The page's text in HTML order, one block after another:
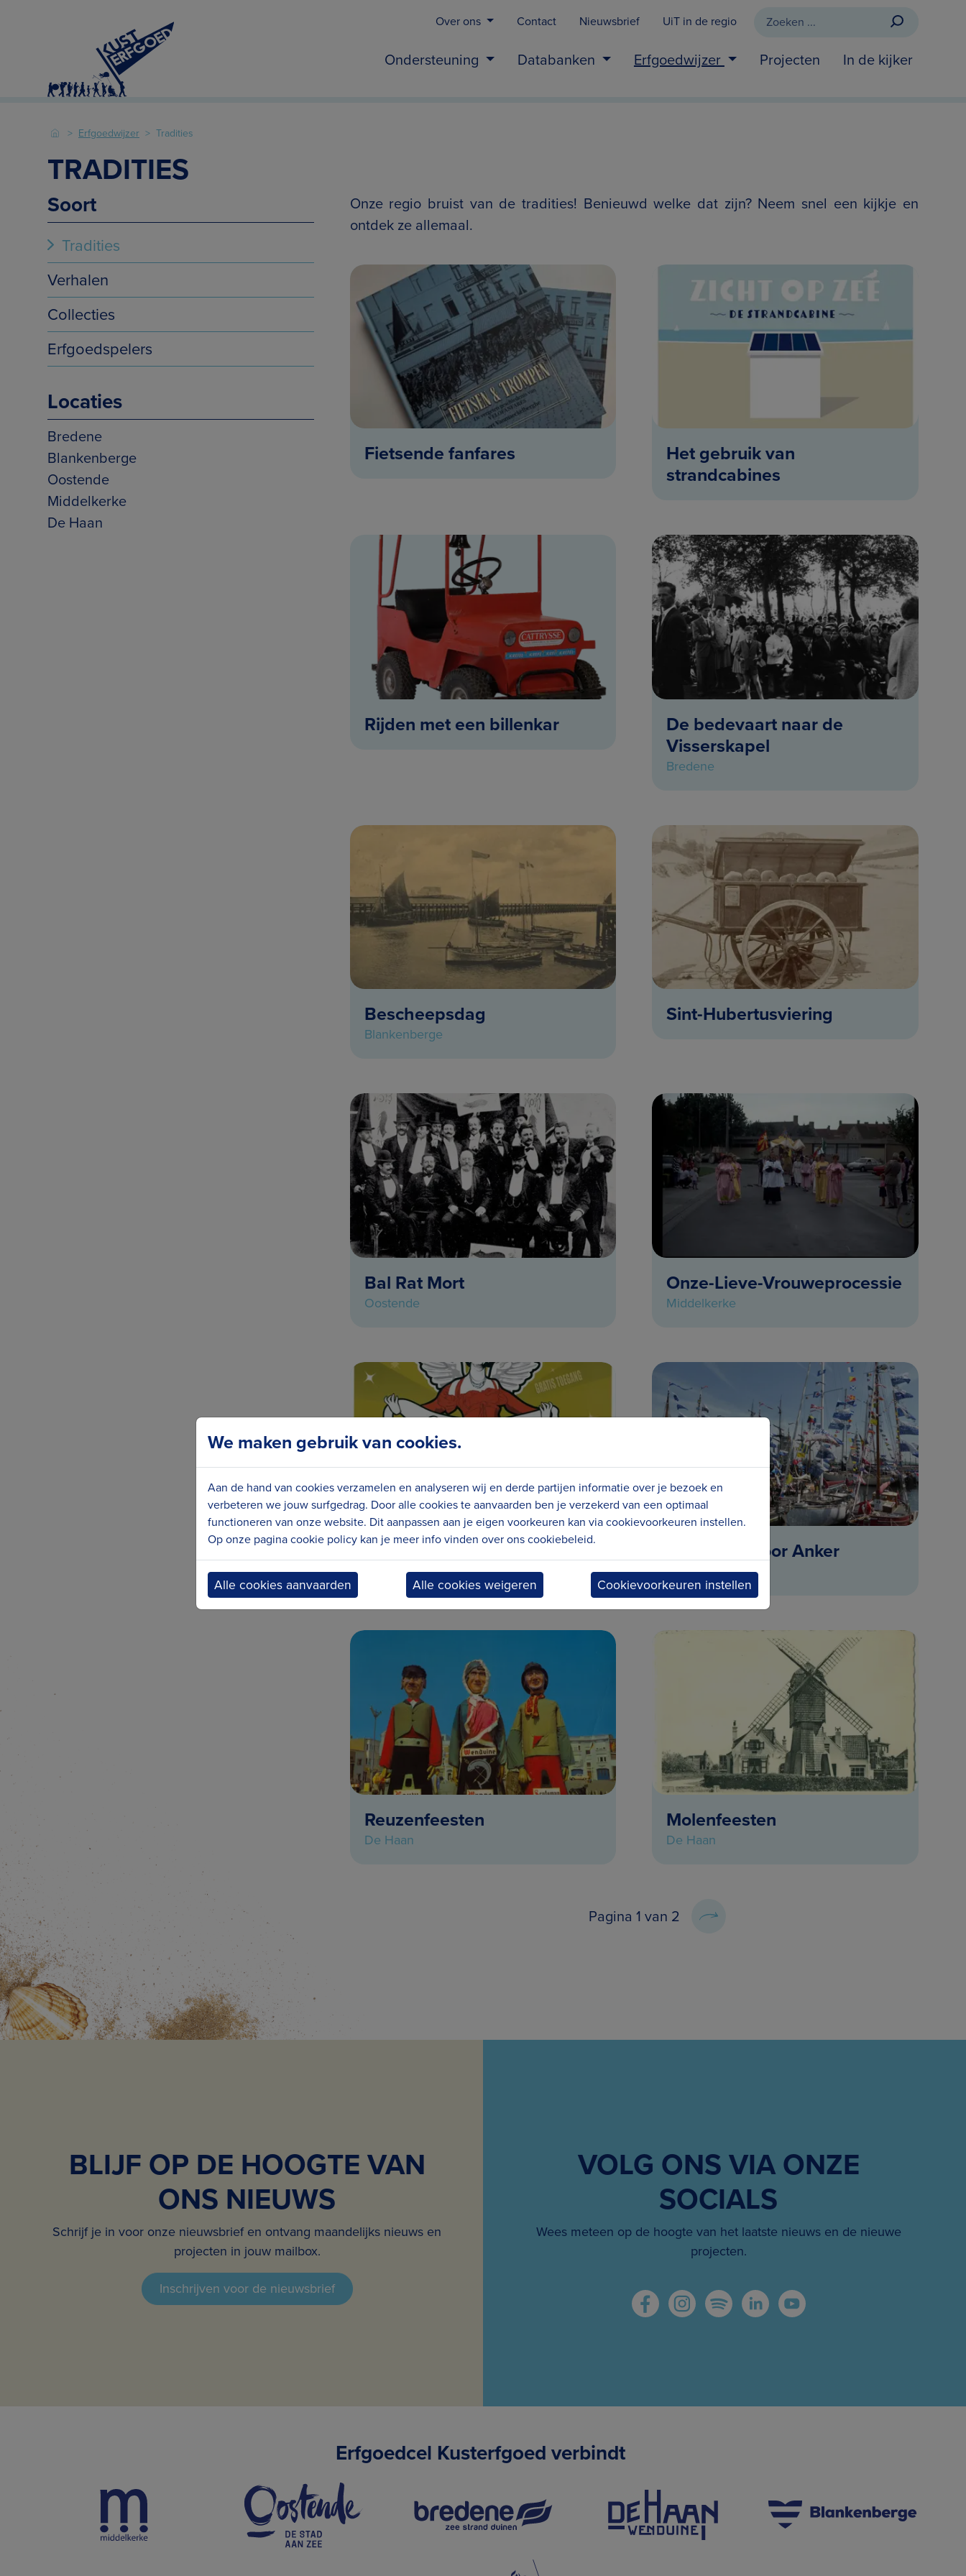
Over ons Contact Nieuwsbrief UiT in de regio
Ondersteuning Databanken Erfgoedwijzer Projecten In de kijker
Erfgoedwijzer Tradities
TRADITIES
Soort
Tradities
Verhalen
Collecties
Erfgoedspelers
Locaties
Bredene
Blankenberge
Oostende
Middelkerke
De Haan
Onze regio bruist van de tradities! Benieuwd welke dat zijn? Neem snel een kijkje en
ontdek ze allemaal.
Fietsende fanfares
Het gebruik van
strandcabines
Rijden met een billenkar
De bedevaart naar de
Visserskapel
Bredene
Bescheepsdag
Blankenberge
Sint-Hubertusviering
Bal Rat Mort
Oostende
Onze-Lieve-Vrouweprocessie
Middelkerke
Paulusfeesten
Oostende
Oostende Voor Anker
Oostende
Reuzenfeesten
De Haan
Molenfeesten
De Haan
Pagina 1 van 2
BLIJF OP DE HOOGTE VAN
ONS NIEUWS
Schrijf je in voor onze nieuwsbrief en ontvang maandelijks nieuws en
projecten in jouw mailbox.
Inschrijven voor de nieuwsbrief
VOLG ONS VIA ONZE
SOCIALS
Wees meteen op de hoogte van het laatste nieuws en de nieuwe
projecten.
Erfgoedcel Kusterfgoed verbindt
We maken gebruik van cookies.
Aan de hand van cookies verzamelen en analyseren wij en derde partijen informatie over je bezoek en
verbeteren we jouw surfgedrag. Door alle cookies te aanvaarden ben je verzekerd van een optimaal
functioneren van onze website. Dit aanpassen aan je eigen voorkeuren kan via cookievoorkeuren instellen.
Op onze pagina cookie policy kan je meer info vinden over ons cookiebeleid.
Alle cookies aanvaarden Alle cookies weigeren Cookievoorkeuren instellen